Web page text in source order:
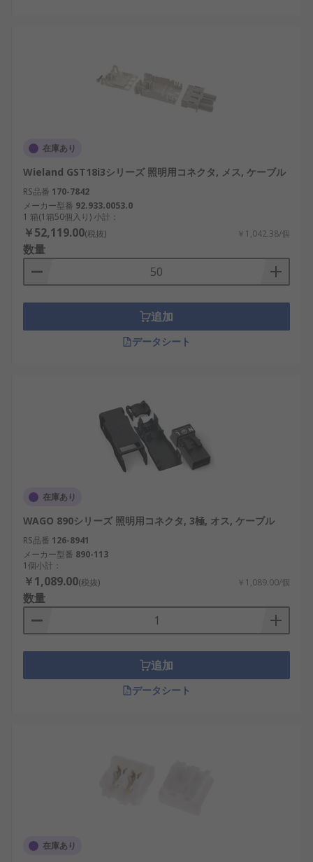
在庫あり
Wieland GST18i3シリーズ 照明用コネクタ, メス, ケーブル
RS品番 170-7842
メーカー型番 92.933.0053.0
1 箱(1箱50個入り) 小計：
￥52,119.00(税抜) ￥1,042.38/個
数量
追加
データシート
在庫あり
WAGO 890シリーズ 照明用コネクタ, 3極, オス, ケーブル
RS品番 126-8941
メーカー型番 890-113
1個小計：
￥1,089.00(税抜) ￥1,089.00/個
数量
追加
データシート
在庫あり